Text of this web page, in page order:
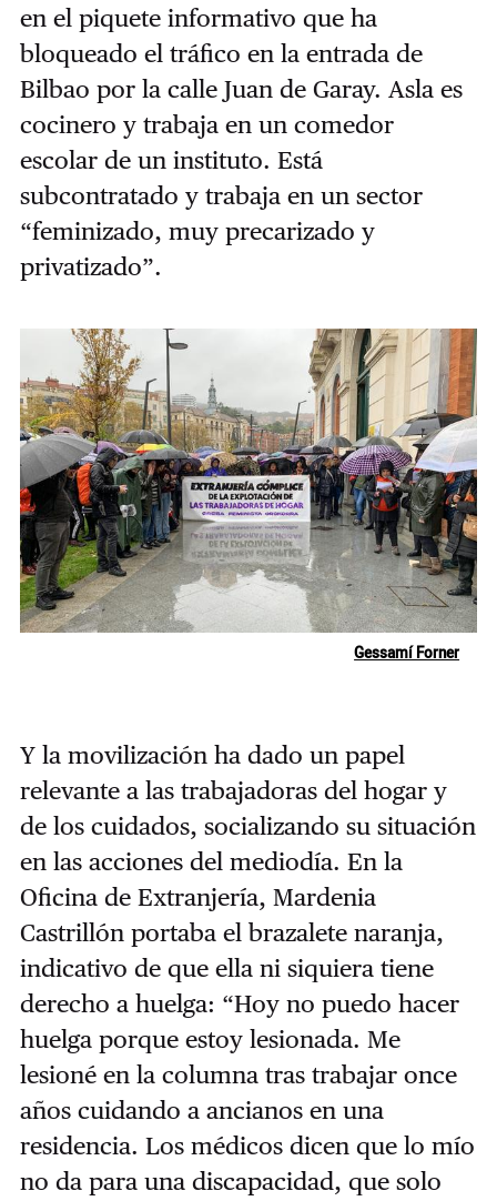
en el piquete informativo que ha
bloqueado el tráfico en la entrada de
Bilbao por la calle Juan de Garay. Asla es
cocinero y trabaja en un comedor
escolar de un instituto. Está
subcontratado y trabaja en un sector
“feminizado, muy precarizado y
privatizado”.
Gessamí Forner
Y la movilización ha dado un papel
relevante a las trabajadoras del hogar y
de los cuidados, socializando su situación
en las acciones del mediodía. En la
Oficina de Extranjería, Mardenia
Castrillón portaba el brazalete naranja,
indicativo de que ella ni siquiera tiene
derecho a huelga: “Hoy no puedo hacer
huelga porque estoy lesionada. Me
lesioné en la columna tras trabajar once
años cuidando a ancianos en una
residencia. Los médicos dicen que lo mío
no da para una discapacidad, que solo